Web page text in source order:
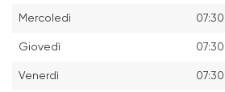
Mercoledì
Giovedì
Venerdì